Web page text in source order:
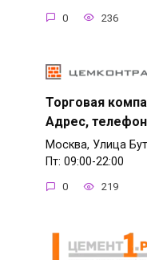
0 236
Торговая
Адрес,
Москва, Улица
Пт: 09:00-22:00
0 219